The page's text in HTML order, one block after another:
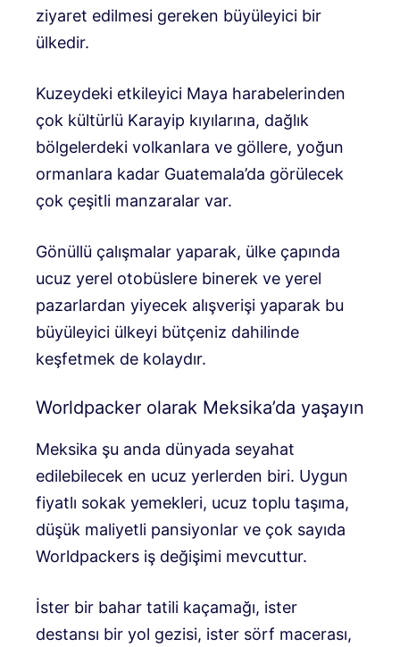
ziyaret edilmesi gereken büyüleyici bir
ülkedir.
Kuzeydeki etkileyici Maya harabelerinden
çok kültürlü Karayip kıyılarına, dağlık
bölgelerdeki volkanlara ve göllere, yoğun
ormanlara kadar Guatemala’da görülecek
çok çeşitli manzaralar var.
Gönüllü çalışmalar yaparak, ülke çapında
ucuz yerel otobüslere binerek ve yerel
pazarlardan yiyecek alışverişi yaparak bu
büyüleyici ülkeyi bütçeniz dahilinde
keşfetmek de kolaydır.
Worldpacker olarak Meksika’da yaşayın
Meksika şu anda dünyada seyahat
edilebilecek en ucuz yerlerden biri. Uygun
fiyatlı sokak yemekleri, ucuz toplu taşıma,
düşük maliyetli pansiyonlar ve çok sayıda
Worldpackers iş değişimi mevcuttur.
İster bir bahar tatili kaçamağı, ister
destansı bir yol gezisi, ister sörf macerası,